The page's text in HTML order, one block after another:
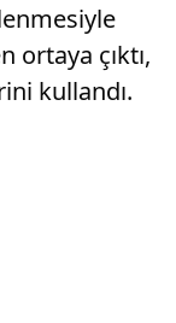
ortaya çıktı,
kullandı.